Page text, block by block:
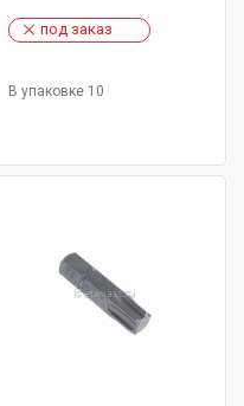
под заказ
В упаковке 10